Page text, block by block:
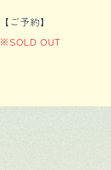
【ご予約】
※SOLD OUT